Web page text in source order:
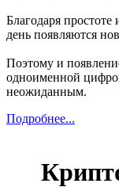
Благодаря
день появляются
Поэтому и
одноименной
неожиданным.
Подробнее...